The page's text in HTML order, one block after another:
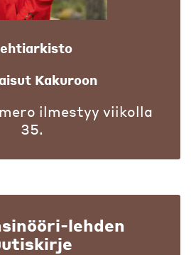
Kakuroon
ilmestyy viikolla
35.
lehden